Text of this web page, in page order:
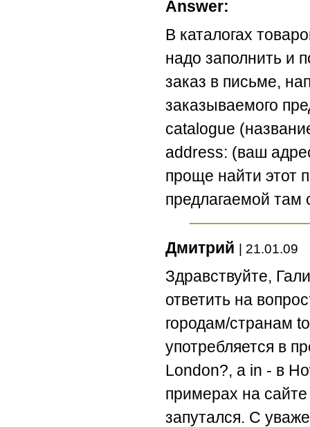
Answer:
В каталогах
надо заполнить и
заказ в письме,
заказываемого
catalogue
address: (ваш
проще найти этот
предлагаемой там
Дмитрий | 21.01.09
Здравствуйте,
ответить на
городам/странам
употребляется в
London?, а in - в
примерах на
запутался. С